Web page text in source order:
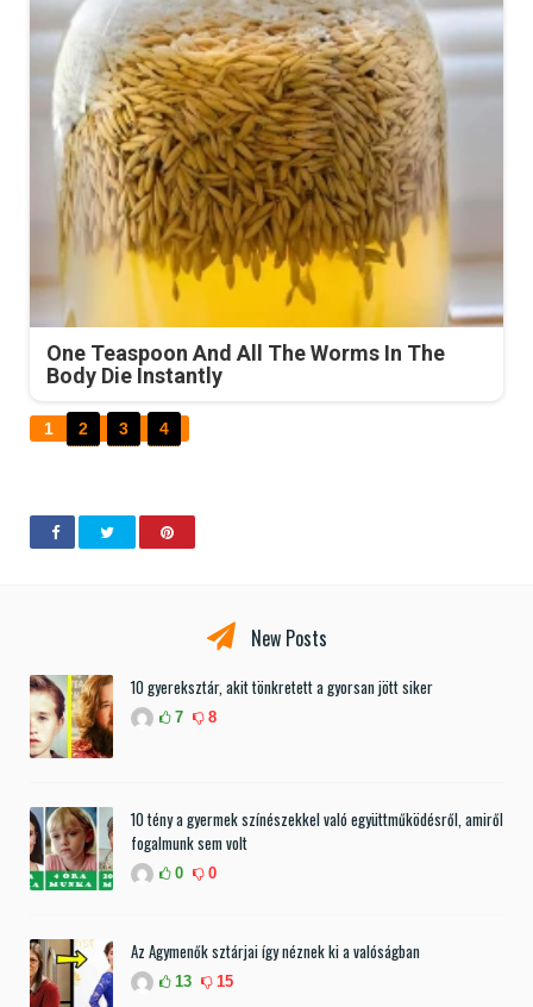
One Teaspoon And All The Worms In The
Body Die Instantly
1 2 3 4
New Posts
10 gyereksztár, akit tönkretett a gyorsan jött siker
7 8
10 tény a gyermek színészekkel való együttműködésről, amiről
fogalmunk sem volt
0 0
Az Agymenők sztárjai így néznek ki a valóságban
13 15